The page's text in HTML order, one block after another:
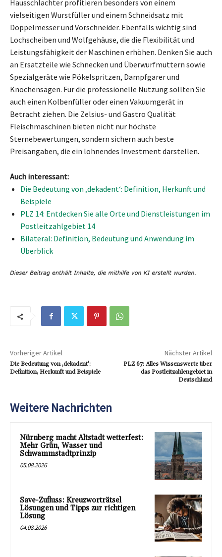
Hausschlachter profitieren besonders von einem
vielseitigen Wurstfüller und einem Schneidsatz mit
Doppelmesser und Vorschneider. Ebenfalls wichtig sind
Lochscheiben und Wolfgehäuse, die die Flexibilität und
Leistungsfähigkeit der Maschinen erhöhen. Denken Sie auch
an Ersatzteile wie Schnecken und Überwurfmuttern sowie
Spezialgeräte wie Pökelspritzen, Dampfgarer und
Knochensägen. Für die professionelle Nutzung sollten Sie
auch einen Kolbenfüller oder einen Vakuumgerät in
Betracht ziehen. Die Zelsius- und Gastro Qualität
Fleischmaschinen bieten nicht nur höchste
Sternebewertungen, sondern sichern auch beste
Preisangaben, die ein lohnendes Investment darstellen.
Auch interessant:
Die Bedeutung von ‚dekadent‘: Definition, Herkunft und
Beispiele
PLZ 14: Entdecken Sie alle Orte und Dienstleistungen im
Postleitzahlgebiet 14
Bilateral: Definition, Bedeutung und Anwendung im
Überblick
Vorheriger Artikel
Die Bedeutung von ‚dekadent‘:
Definition, Herkunft und Beispiele
Nächster Artikel
PLZ 67: Alles Wissenswerte über
das Postleitzahlengebiet in
Deutschland
Weitere Nachrichten
Nürnberg macht Altstadt wetterfest:
Mehr Grün, Wasser und
Schwammstadtprinzip
05.08.2026
Save-Zufluss: Kreuzworträtsel
Lösungen und Tipps zur richtigen
Lösung
04.08.2026